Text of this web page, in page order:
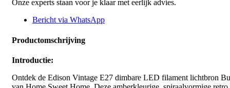
Onze experts staan voor je klaar met eerlijk advies.
Bericht via WhatsApp
Productomschrijving
Introductie:
Ontdek de Edison Vintage E27 dimbare LED filament lichtbron